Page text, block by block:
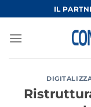
ai
contenuti
IL